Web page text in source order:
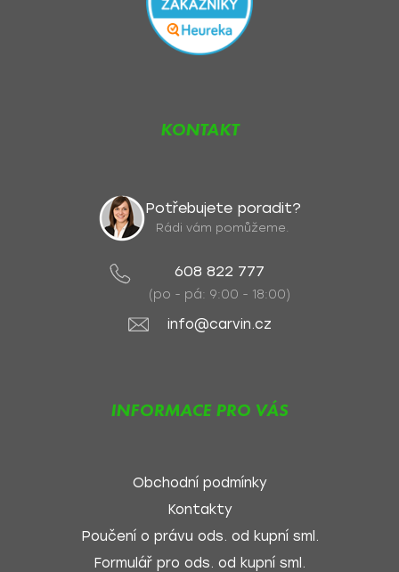
KONTAKT
Potřebujete poradit?
Rádi vám pomůžeme.
608 822 777
(po - pá: 9:00 - 18:00)
info@carvin.cz
INFORMACE PRO VÁS
Obchodní podmínky
Kontakty
Poučení o právu ods. od kupní sml.
Formulář pro ods. od kupní sml.